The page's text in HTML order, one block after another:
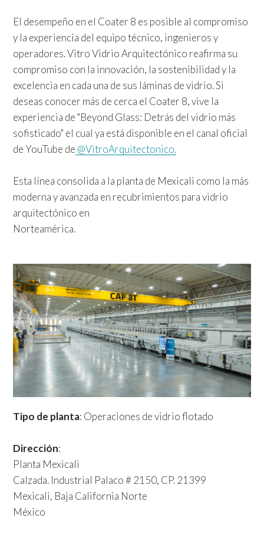
El desempeño en el Coater 8 es posible al compromiso
y la experiencia del equipo técnico, ingenieros y
operadores. Vitro Vidrio Arquitectónico reafirma su
compromiso con la innovación, la sostenibilidad y la
excelencia en cada una de sus láminas de vidrio. Si
deseas conocer más de cerca el Coater 8, vive la
experiencia de "Beyond Glass: Detrás del vidrio más
sofisticado" el cual ya está disponible en el canal oficial
de YouTube de @VitroArquitectonico.
Esta línea consolida a la planta de Mexicali como la más
moderna y avanzada en recubrimientos para vidrio
arquitectónico en
Norteamérica.
Tipo de planta: Operaciones de vidrio flotado
Dirección:
Planta Mexicali
Calzada. Industrial Palaco # 2150, CP. 21399
Mexicali, Baja California Norte
México